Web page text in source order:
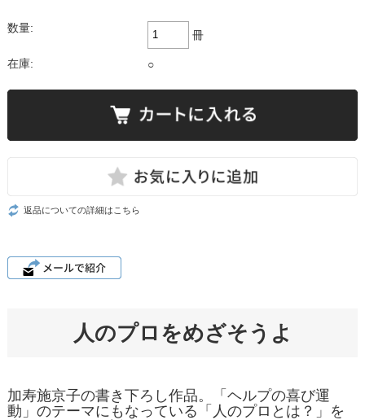
数量:
冊
在庫: ○
返品についての詳細はこちら
人のプロをめざそうよ
加寿施京子の書き下ろし作品。「ヘルプの喜び運
動」のテーマにもなっている「人のプロとは？」を